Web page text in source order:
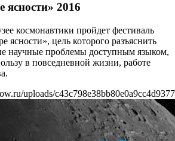
2016
космонавтики пройдет фестиваль
ясности», цель которого разъяснить
научные проблемы доступным языком,
в повседневной жизни, работе
uploads/